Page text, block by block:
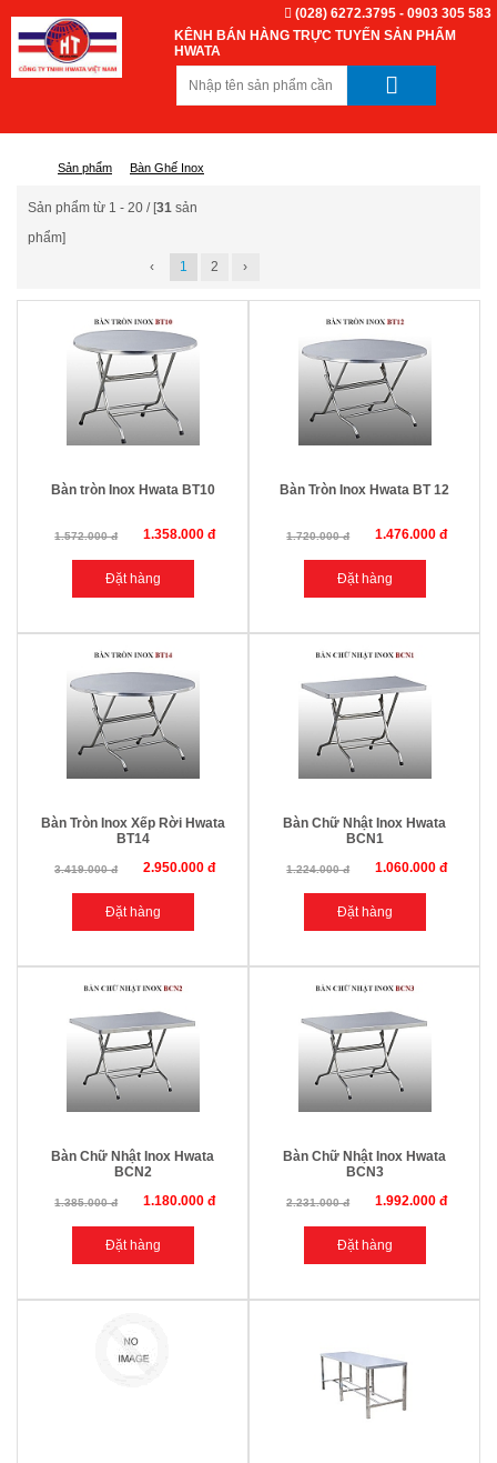
KÊNH BÁN HÀNG TRỰC TUYẾN SẢN PHẨM
HWATA
(028) 6272.3795 - 0903 305 583
Sản phẩm Bàn Ghế Inox
Sản phẩm từ 1 - 20 / [31 sản
phẩm]
‹
1 2 ›
Bàn tròn Inox Hwata BT10
1.572.000 đ 1.358.000 đ
Bàn Tròn Inox Hwata BT 12
1.720.000 đ 1.476.000 đ
Bàn Tròn Inox Xếp Rời Hwata
BT14
3.419.000 đ 2.950.000 đ
Bàn Chữ Nhật Inox Hwata
BCN1
1.224.000 đ 1.060.000 đ
Bàn Chữ Nhật Inox Hwata
BCN2
1.385.000 đ 1.180.000 đ
Bàn Chữ Nhật Inox Hwata
BCN3
2.231.000 đ 1.992.000 đ